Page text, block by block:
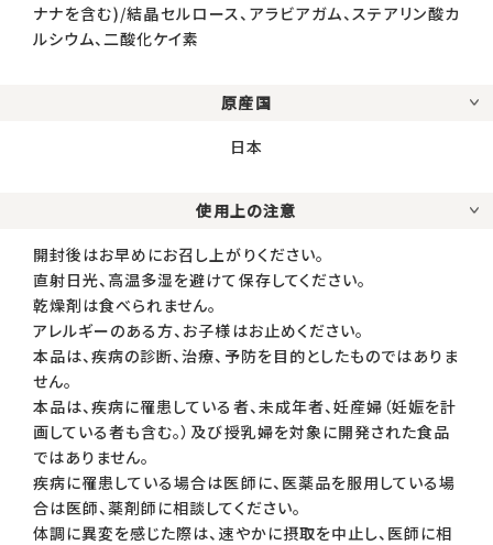
ナナを含む)/結晶セルロース、アラビアガム、ステアリン酸カ
ルシウム、二酸化ケイ素
原産国
日本
使用上の注意
開封後はお早めにお召し上がりください。
直射日光、高温多湿を避けて保存してください。
乾燥剤は食べられません。
アレルギーのある方、お子様はお止めください。
本品は、疾病の診断、治療、予防を目的としたものではありま
せん。
本品は、疾病に罹患している者、未成年者、妊産婦（妊娠を計
画している者も含む。）及び授乳婦を対象に開発された食品
ではありません。
疾病に罹患している場合は医師に、医薬品を服用している場
合は医師、薬剤師に相談してください。
体調に異変を感じた際は、速やかに摂取を中止し、医師に相